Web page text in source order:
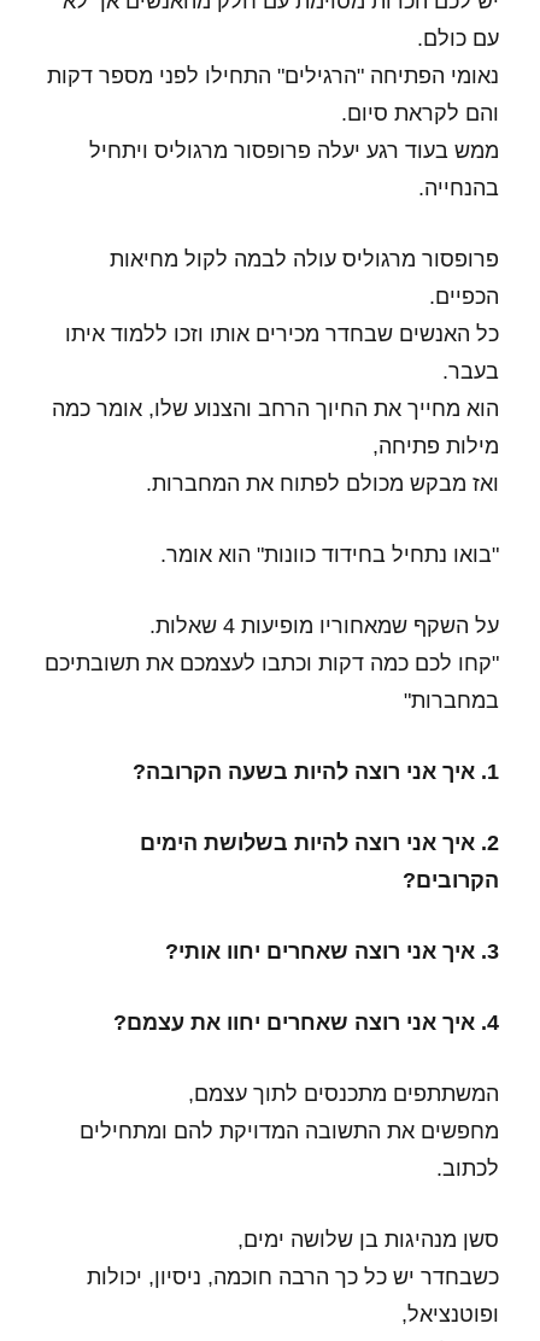
עם כולם.
נאומי הפתיחה "הרגילים" התחילו לפני מספר דקות
והם לקראת סיום.
ממש בעוד רגע יעלה פרופסור מרגוליס ויתחיל
בהנחייה.
פרופסור מרגוליס עולה לבמה לקול מחיאות
הכפיים.
כל האנשים שבחדר מכירים אותו וזכו ללמוד איתו
בעבר.
הוא מחייך את החיוך הרחב והצנוע שלו, אומר כמה
מילות פתיחה,
ואז מבקש מכולם לפתוח את המחברות.
"בואו נתחיל בחידוד כוונות" הוא אומר.
על השקף שמאחוריו מופיעות 4 שאלות.
"קחו לכם כמה דקות וכתבו לעצמכם את תשובתיכם
במחברות"
1. איך אני רוצה להיות בשעה הקרובה?
2. איך אני רוצה להיות בשלושת הימים
הקרובים?
3. איך אני רוצה שאחרים יחוו אותי?
4. איך אני רוצה שאחרים יחוו את עצמם?
המשתתפים מתכנסים לתוך עצמם,
מחפשים את התשובה המדויקת להם ומתחילים
לכתוב.
סשן מנהיגות בן שלושה ימים,
כשבחדר יש כל כך הרבה חוכמה, ניסיון, יכולות
ופוטנציאל,